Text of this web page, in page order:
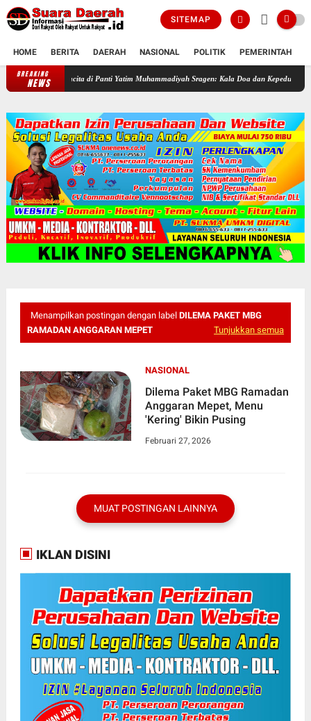
SITEMAP
HOME BERITA DAERAH NASIONAL POLITIK PEMERINTAH
BREAKING
NEWS
Sukacita di Panti Yatim Muhammadiyah Sragen: Kala Doa dan Kepedulian Mengalir
Menampilkan postingan dengan label DILEMA PAKET MBG
RAMADAN ANGGARAN MEPET
Tunjukkan semua
NASIONAL
Dilema Paket MBG Ramadan
Anggaran Mepet, Menu
'Kering' Bikin Pusing
Februari 27, 2026
MUAT POSTINGAN LAINNYA
IKLAN DISINI